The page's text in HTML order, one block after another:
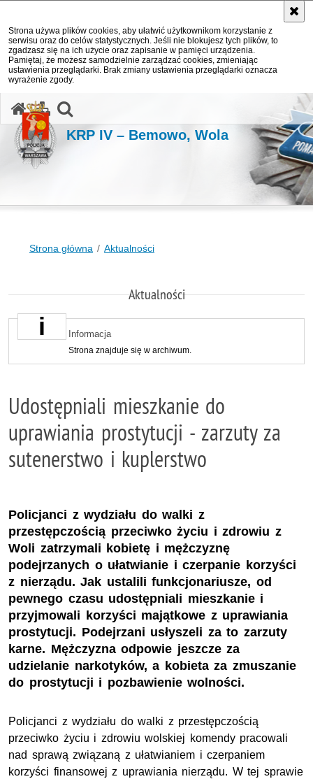
Strona używa plików cookies, aby ułatwić użytkownikom korzystanie z
serwisu oraz do celów statystycznych. Jeśli nie blokujesz tych plików, to
zgadzasz się na ich użycie oraz zapisanie w pamięci urządzenia.
Pamiętaj, że możesz samodzielnie zarządzać cookies, zmieniając
ustawienia przeglądarki. Brak zmiany ustawienia przeglądarki oznacza
wyrażenie zgody.
KRP IV – Bemowo, Wola
Strona główna Aktualności
Aktualności
Informacja
Strona znajduje się w archiwum.
Udostępniali mieszkanie do
uprawiania prostytucji - zarzuty za
sutenerstwo i kuplerstwo
Policjanci z wydziału do walki z
przestępczością przeciwko życiu i zdrowiu z
Woli zatrzymali kobietę i mężczyznę
podejrzanych o ułatwianie i czerpanie korzyści
z nierządu. Jak ustalili funkcjonariusze, od
pewnego czasu udostępniali mieszkanie i
przyjmowali korzyści majątkowe z uprawiania
prostytucji. Podejrzani usłyszeli za to zarzuty
karne. Mężczyzna odpowie jeszcze za
udzielanie narkotyków, a kobieta za zmuszanie
do prostytucji i pozbawienie wolności.
Policjanci z wydziału do walki z przestępczością
przeciwko życiu i zdrowiu wolskiej komendy pracowali
nad sprawą związaną z ułatwianiem i czerpaniem
korzyści finansowej z uprawiania nierządu. W tej sprawie